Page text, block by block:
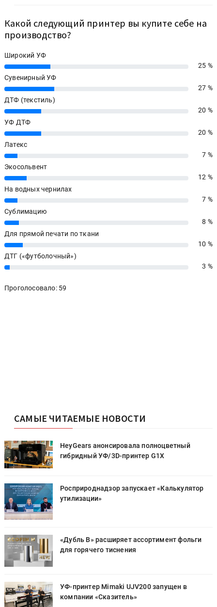
Какой следующий принтер вы купите себе на
производство?
Широкий УФ
25%
25 %
Сувенирный УФ
27%
27 %
ДТФ (текстиль)
20%
20 %
УФ ДТФ
20%
20 %
Латекс
7%
7 %
Экосольвент
12%
12 %
На водных чернилах
7%
7 %
Сублимацию
8%
8 %
Для прямой печати по ткани
10%
10 %
ДТГ («футболочный»)
3% 3 %
Проголосовало: 59
САМЫЕ ЧИТАЕМЫЕ НОВОСТИ
HeyGears анонсировала полноцветный
гибридный УФ/3D-принтер G1X
Росприроднадзор запускает «Калькулятор
утилизации»
«Дубль В» расширяет ассортимент фольги
для горячего тиснения
УФ-принтер Mimaki UJV200 запущен в
компании «Сказитель»